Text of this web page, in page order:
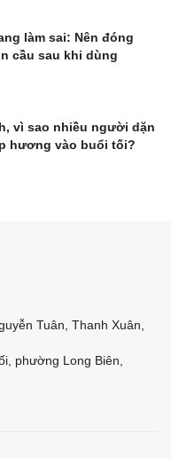
làm sai: Nên đóng
cầu sau khi dùng
vì sao nhiều người dặn
hương vào buổi tối?
Tuân, Thanh Xuân,
phường Long Biên,